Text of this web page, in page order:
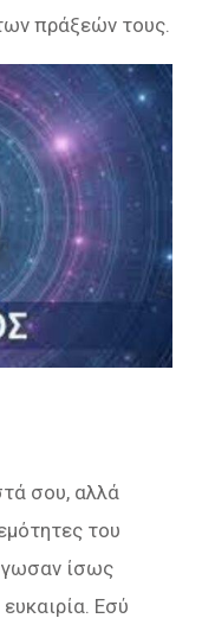
πράξεών τους.
σου, αλλά
του
ίσως
Εσύ